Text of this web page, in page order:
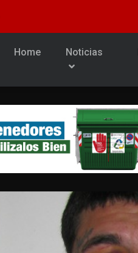
Home Noticias